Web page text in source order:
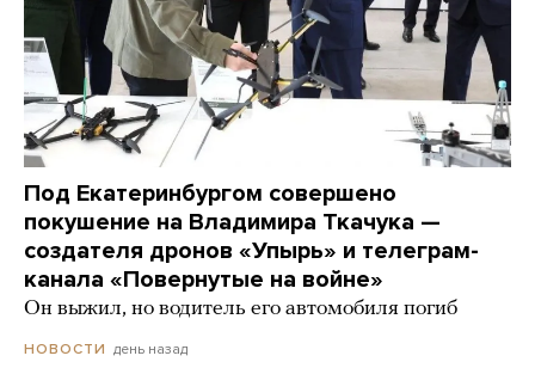
Под Екатеринбургом совершено
покушение на Владимира Ткачука —
создателя дронов «Упырь» и телеграм-
канала «Повернутые на войне»
Он выжил, но водитель его автомобиля погиб
НОВОСТИ день назад